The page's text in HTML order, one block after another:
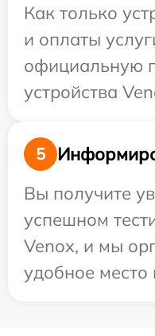
Как только
и оплаты
официальную
устройства
5
Вы получите
успешном
Venox, и мы
удобное место